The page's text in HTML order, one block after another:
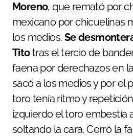
Moreno, que remató por
mexicano por chicuelinas
los medios. Se
Titotras el tercio de
faena por derechazos en
sacó a los medios y por el
toro tenía ritmo y
izquierdo el toro embestía
soltando la cara. Cerró la